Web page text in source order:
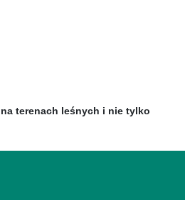
na terenach leśnych i nie tylko